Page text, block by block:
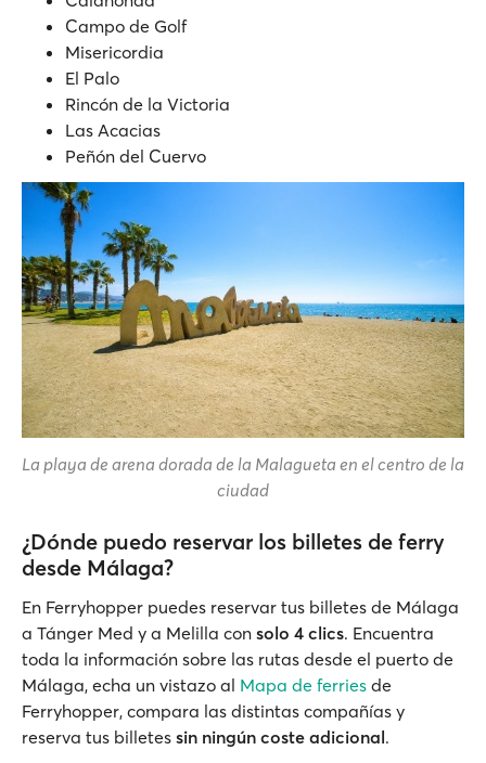
Campo de Golf
Misericordia
El Palo
Rincón de la Victoria
Las Acacias
Peñón del Cuervo
La playa de arena dorada de la Malagueta en el centro de la
ciudad
¿Dónde puedo reservar los billetes de ferry
desde Málaga?
En Ferryhopper puedes reservar tus billetes de Málaga
a Tánger Med y a Melilla con solo 4 clics. Encuentra
toda la información sobre las rutas desde el puerto de
Málaga, echa un vistazo al Mapa de ferries de
Ferryhopper, compara las distintas compañías y
reserva tus billetes sin ningún coste adicional.